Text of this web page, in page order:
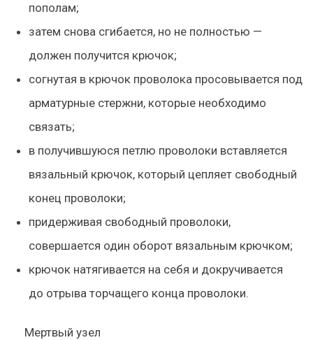
пополам;
затем снова сгибается, но не полностью —
должен получится крючок;
согнутая в крючок проволока просовывается под
арматурные стержни, которые необходимо
связать;
в получившуюся петлю проволоки вставляется
вязальный крючок, который цепляет свободный
конец проволоки;
придерживая свободный проволоки,
совершается один оборот вязальным крючком;
крючок натягивается на себя и докручивается
до отрыва торчащего конца проволоки.
Мертвый узел